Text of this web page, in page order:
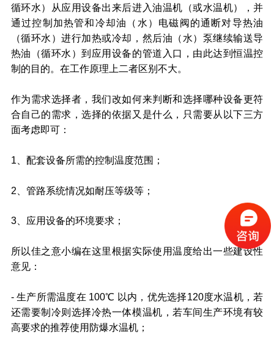
循环水）从应用设备出来后进入油温机（或水温机），并
通过控制加热管和冷却油（水）电磁阀的通断对导热油
（循环水）进行加热或冷却，然后油（水）泵继续输送导
热油（循环水）到应用设备的管道入口，由此达到恒温控
制的目的。在工作原理上二者区别不大。
作为需求选择者，我们改如何来判断和选择哪种设备更符
合自己的需求，选择的依据又是什么，只需要从以下三方
面考虑即可：
1、配套设备所需的控制温度范围；
2、管路系统情况如耐压等级等；
3、应用设备的环境要求；
所以佳之意小编在这里根据实际使用温度给出一些建设性
意见：
- 生产所需温度在 100℃ 以内，优先选择120度水温机，若
还需要制冷则选择冷热一体模温机，若车间生产环境有较
高要求的推荐使用防爆水温机；